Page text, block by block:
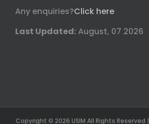
Any enquiries?Click here
Last Updated: August, 07 2026
Copyright © 2026 USIM All Rights Reserved |